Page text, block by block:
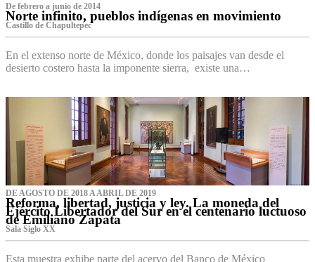
De febrero a junio de 2014
Norte infinito, pueblos indígenas en movimiento
Castillo de Chapultepec
En el extenso norte de México, donde los paisajes van desde el
desierto costero hasta la imponente sierra, existe una…
DE AGOSTO DE 2018 A ABRIL DE 2019
Reforma, libertad, justicia y ley. La moneda del
Ejército Libertador del Sur en el centenario luctuoso
de Emiliano Zapata
Sala Siglo XX
Esta muestra exhibe parte del acervo del Banco de México